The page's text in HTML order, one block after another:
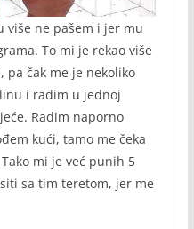
više ne pašem i jer mu
To mi je rekao više
čak me je nekoliko
i radim u jednoj
Radim naporno
kući, tamo me čeka
mi je već punih 5
sa tim teretom, jer me